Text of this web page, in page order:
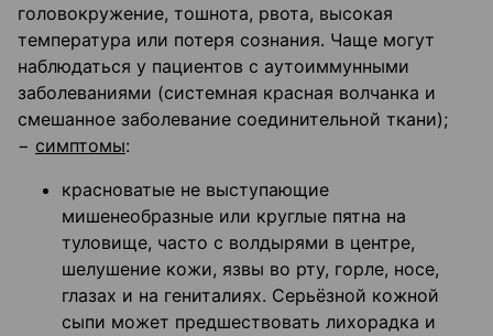
головокружение, тошнота, рвота, высокая
температура или потеря сознания. Чаще могут
наблюдаться у пациентов с аутоиммунными
заболеваниями (системная красная волчанка и
смешанное заболевание соединительной ткани);
− симптомы:
красноватые не выступающие
мишенеобразные или круглые пятна на
туловище, часто с волдырями в центре,
шелушение кожи, язвы во рту, горле, носе,
глазах и на гениталиях. Серьёзной кожной
сыпи может предшествовать лихорадка и